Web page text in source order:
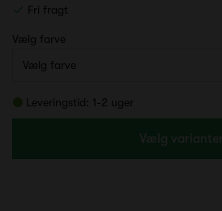
Fri fragt
Vælg farve
Leveringstid: 1-2 uger
Vælg varianter